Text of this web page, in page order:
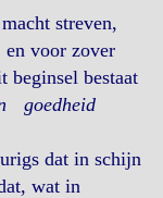
streven,
voor zover
bestaat
goedheid
dat in schijn
wat in